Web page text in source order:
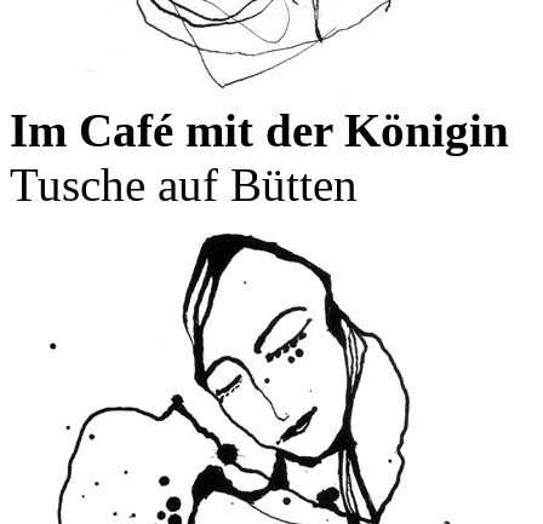
Im Café mit der Königin
Tusche auf Bütten